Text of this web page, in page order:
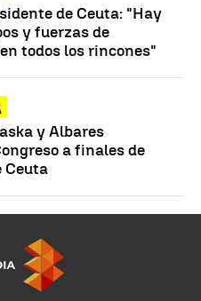
de Ceuta: "Hay
y fuerzas de
todos los rincones"
y Albares
a finales de
Ceuta